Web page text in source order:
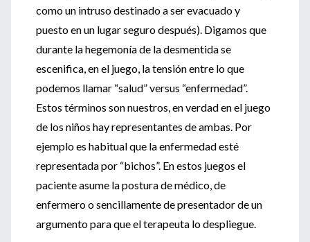
como un intruso destinado a ser evacuado y
puesto en un lugar seguro después). Digamos que
durante la hegemonía de la desmentida se
escenifica, en el juego, la tensión entre lo que
podemos llamar “salud” versus “enfermedad”.
Estos términos son nuestros, en verdad en el juego
de los niños hay representantes de ambas. Por
ejemplo es habitual que la enfermedad esté
representada por “bichos”. En estos juegos el
paciente asume la postura de médico, de
enfermero o sencillamente de presentador de un
argumento para que el terapeuta lo despliegue.